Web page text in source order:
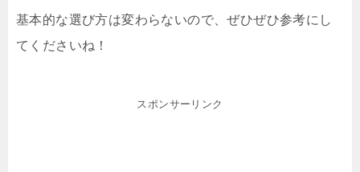
基本的な選び方は変わらないので、ぜひぜひ参考にし
てくださいね！
スポンサーリンク